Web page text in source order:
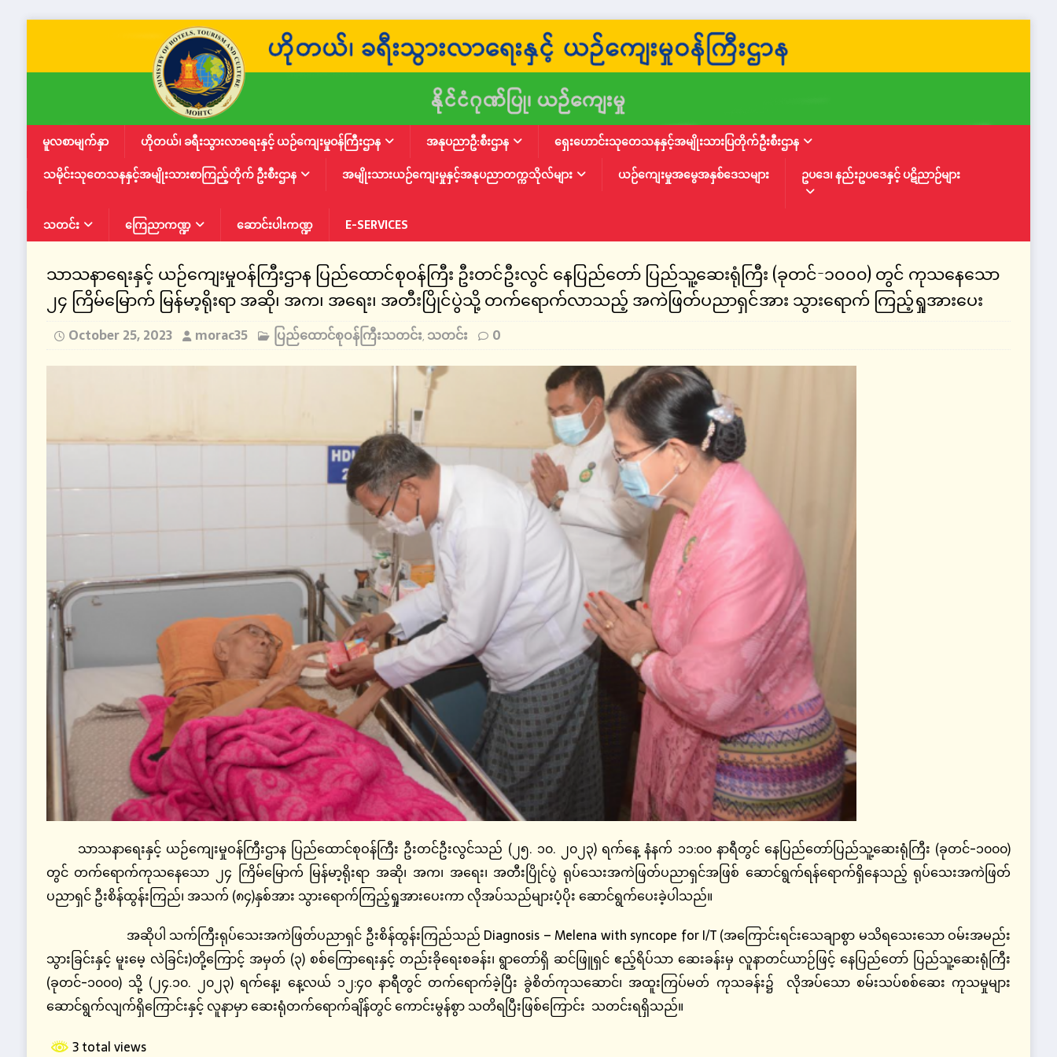
မူလစာမျက်နှာ ဟိုတယ်၊ ခရီးသွားလာရေးနှင့် ယဉ်ကျေးမှုဝန်ကြီးဌာန အနုပညာဦ:စီးဌာန
ရှေးဟောင်းသုတေသနနှင့်အမျိုးသားပြတိုက်ဦးစီးဌာန
သမိုင်းသုတေသနနှင့်အမျိုးသားစာကြည့်တိုက် ဦးစီးဌာန
အမျိုးသားယဉ်ကျေးမှုနှင့်အနုပညာတက္ကသိုလ်များ ယဉ်ကျေးမှုအမွေအနှစ်ဒေသများ ဥပဒေ၊ နည်းဥပဒေနှင့် ပဋိညာဉ်များ
သတင်း ကြေညာကဏ္ဍ ဆောင်းပါးကဏ္ဍ E-SERVICES
သာသနာရေးနှင့် ယဉ်ကျေးမှုဝန်ကြီးဌာန ပြည်ထောင်စုဝန်ကြီး ဦးတင်ဦးလွင် နေပြည်တော် ပြည်သူ့ဆေးရုံကြီး (ခုတင်-၁၀၀၀) တွင် ကုသနေသော
၂၄ ကြိမ်မြောက် မြန်မာ့ရိုးရာ အဆို၊ အက၊ အရေး၊ အတီးပြိုင်ပွဲသို့ တက်ရောက်လာသည့် အကဲဖြတ်ပညာရှင်အား သွားရောက် ကြည့်ရှုအားပေး
October 25, 2023 morac35 ပြည်ထောင်စုဝန်ကြီးသတင်း, သတင်း 0
သာသနာရေးနှင့် ယဉ်ကျေးမှုဝန်ကြီးဌာန ပြည်ထောင်စုဝန်ကြီး ဦးတင်ဦးလွင်သည် (၂၅. ၁၀. ၂၀၂၃) ရက်နေ့ နံနက် ၁၁:၀၀ နာရီတွင် နေပြည်တော်ပြည်သူ့ဆေးရုံကြီး (ခုတင်-၁၀၀၀)
တွင် တက်ရောက်ကုသနေသော ၂၄ ကြိမ်မြောက် မြန်မာ့ရိုးရာ အဆို၊ အက၊ အရေး၊ အတီးပြိုင်ပွဲ ရုပ်သေးအကဲဖြတ်ပညာရှင်အဖြစ် ဆောင်ရွက်ရန်ရောက်ရှိနေသည့် ရုပ်သေးအကဲဖြတ်
ပညာရှင် ဦးစိန်ထွန်းကြည်၊ အသက် (၈၄)နှစ်အား သွားရောက်ကြည့်ရှုအားပေးကာ လိုအပ်သည်များပံ့ပိုး ဆောင်ရွက်ပေးခဲ့ပါသည်။
အဆိုပါ သက်ကြီးရုပ်သေးအကဲဖြတ်ပညာရှင် ဦးစိန်ထွန်းကြည်သည် Diagnosis – Melena with syncope for I/T (အကြောင်းရင်းသေချာစွာ မသိရသေးသော ဝမ်းအမည်း
သွားခြင်းနှင့် မူးမေ့ လဲခြင်း)တို့ကြောင့် အမှတ် (၃) စစ်ကြောရေးနှင့် တည်းခိုရေးစခန်း၊ ရွာတော်ရှိ ဆင်ဖြူရှင် ဧည့်ရိပ်သာ ဆေးခန်းမှ လူနာတင်ယာဉ်ဖြင့် နေပြည်တော် ပြည်သူ့ဆေးရုံကြီး
(ခုတင်-၁၀၀၀) သို့ (၂၄.၁၀. ၂၀၂၃) ရက်နေ့၊ နေ့လယ် ၁၂:၄၀ နာရီတွင် တက်ရောက်ခဲ့ပြီး ခွဲစိတ်ကုသဆောင်၊ အထူးကြပ်မတ် ကုသခန်း၌ လိုအပ်သော စမ်းသပ်စစ်ဆေး ကုသမှုများ
ဆောင်ရွက်လျက်ရှိကြောင်းနှင့် လူနာမှာ ဆေးရုံတက်ရောက်ချိန်တွင် ကောင်းမွန်စွာ သတိရပြီးဖြစ်ကြောင်း သတင်းရရှိသည်။
3 total views